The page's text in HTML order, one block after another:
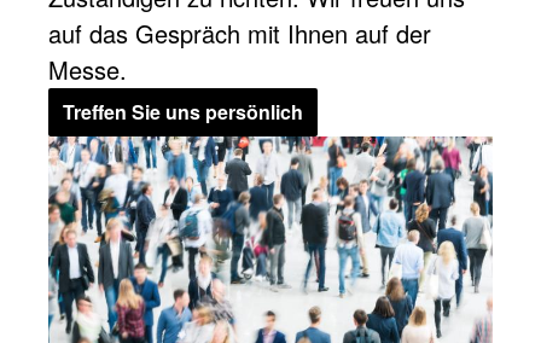
auf das Gespräch mit Ihnen auf der
Messe.
Treffen Sie uns persönlich